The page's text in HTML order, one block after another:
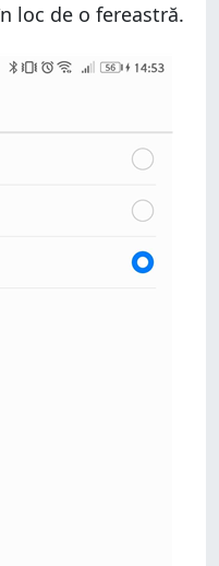
loc de o fereastră.